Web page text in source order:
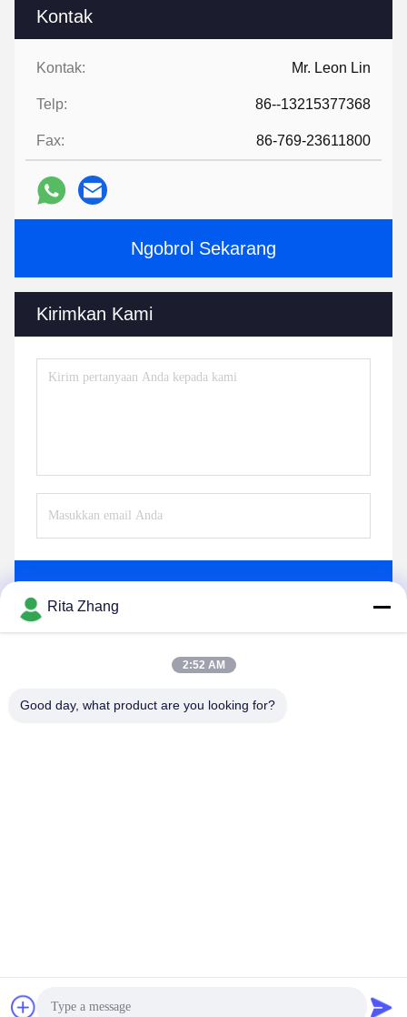
Kontak
Kontak: Mr. Leon Lin
Telp: 86--13215377368
Fax: 86-769-23611800
Ngobrol Sekarang
Kirimkan Kami
Cipta © 2018-2026 GUANGDONG SHANAN TECHNOLOGY
CO.,LTD . Seluruh hak cipta.
Rita Zhang
2:52 AM
Good day, what product are you looking for?